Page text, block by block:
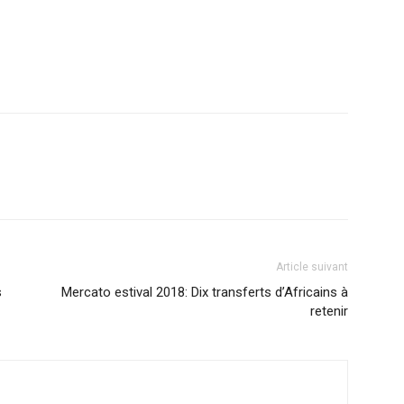
Article suivant
Mercato estival 2018: Dix transferts d’Africains à
retenir